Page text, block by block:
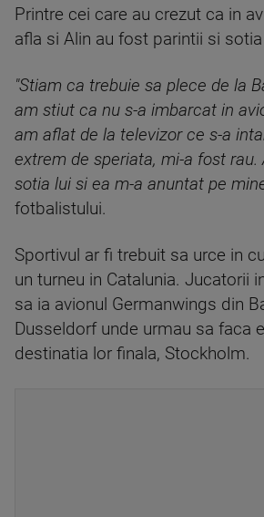
Printre cei care au crezut ca in
afla si Alin au fost parintii si
"Stiam ca trebuie sa plece de la
am stiut ca nu s-a imbarcat in
am aflat de la televizor ce s-a
extrem de speriata, mi-a fost rau.
sotia lui si ea m-a anuntat pe
fotbalistului.
Sportivul ar fi trebuit sa urce in
un turneu in Catalunia. Jucatorii
sa ia avionul Germanwings din
Dusseldorf unde urmau sa faca
destinatia lor finala, Stockholm.